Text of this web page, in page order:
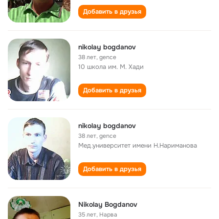
Добавить в друзья
nikolay bogdanov
38 лет,gence
10 школа им. М. Хади
Добавить в друзья
nikolay bogdanov
38 лет,gence
Мед.университет имени Н.Нариманова
Добавить в друзья
Nikolay Bogdanov
35 лет, Нарва